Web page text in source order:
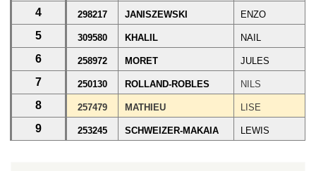
4 298217 JANISZEWSKI ENZO
5 309580 KHALIL NAIL
6 258972 MORET JULES
7 250130 ROLLAND-ROBLES NILS
8 257479 MATHIEU LISE
9 253245 SCHWEIZER-MAKAIA LEWIS